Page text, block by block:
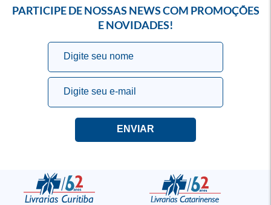
PARTICIPE DE NOSSAS NEWS COM PROMOÇÕES
E NOVIDADES!